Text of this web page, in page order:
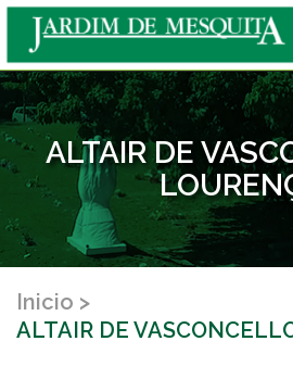
ALTAIR DE
Inicio
ALTAIR DE